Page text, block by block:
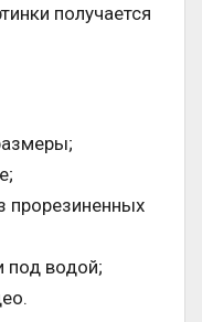
получается
прорезиненных
под водой;